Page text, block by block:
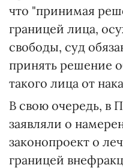
что "принимая
границей лица,
свободы, суд
принять решение
такого лица от
В свою очередь, в
заявляли о
законопроект о
границей